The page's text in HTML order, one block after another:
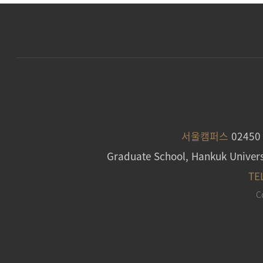
서울캠퍼스 02450
Graduate School, Hankuk